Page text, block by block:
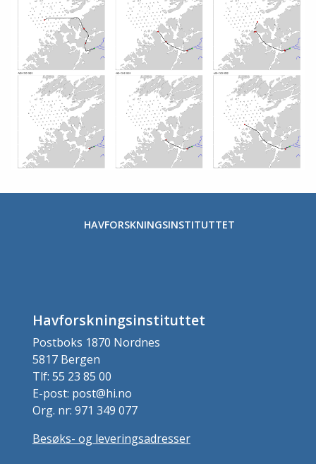
HAVFORSKNINGSINSTITUTTET
Havforskningsinstituttet
Postboks 1870 Nordnes
5817 Bergen
Tlf: 55 23 85 00
E-post: post@hi.no
Org. nr: 971 349 077
Besøks- og leveringsadresser